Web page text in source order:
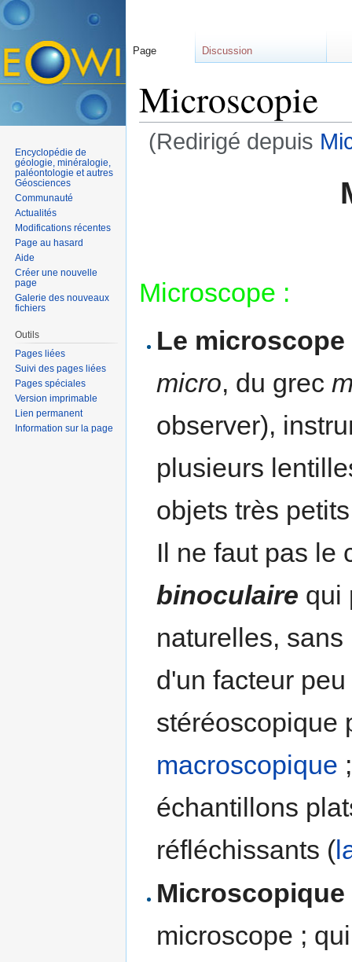
Microscopie
(Redirigé depuis
Microscope :
Le microscope
micro, du grec
observer),
plusieurs
objets très
Il ne faut pas le
binoculaire qui
naturelles,
d'un facteur
stéréoscopique
macroscopique
échantillons
réfléchissants (
Microscopique
microscope ;
Page Discussion
Encyclopédie de
géologie, minéralogie,
paléontologie et autres
Géosciences
Communauté
Actualités
Modifications récentes
Page au hasard
Aide
Créer une nouvelle
page
Galerie des nouveaux
fichiers
Outils
Pages liées
Suivi des pages liées
Pages spéciales
Version imprimable
Lien permanent
Information sur la page